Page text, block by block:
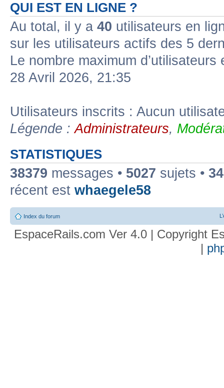
QUI EST EN LIGNE ?
Au total, il y a 40 utilisateurs en
sur les utilisateurs actifs des 5
Le nombre maximum
28 Avril 2026, 21:35
Utilisateurs inscrits : Aucun
Légende :Administrateurs,
STATISTIQUES
38379 messages • 5027 sujets •
récent est whaegele58
Index du forum
EspaceRails.com Ver 4.0 | Copyright
|